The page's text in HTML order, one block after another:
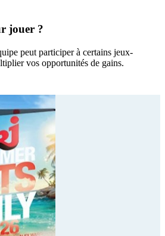
jouer ?
peut participer à certains jeux-
vos opportunités de gains.